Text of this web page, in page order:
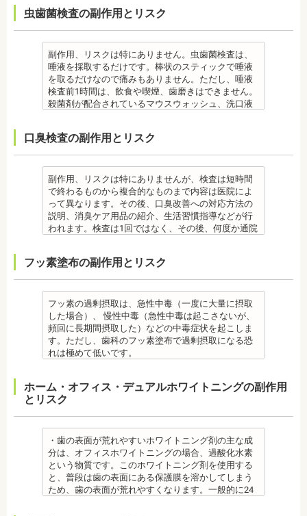
了まで治療できません。）
・虫歯や歯周炎が発生すると一旦、装置を取り外し
て歯科医院で治療をする場合もあります。
・患者様が、取り外しできる矯正装置や補助装置の
装着時間を守っていなかったり、定期的な来院がで
きなかったりした場合は、治療期間が延びる可能性
があります。
・特殊な噛み合わせ、骨の硬さ、歯のかたちの場合
癖が改善されない場合は、治療期間が延びることが
療」を終えて歯並びが改善されても、まだ歯が元の
位置に戻ろうとする傾向があるため、一定期間動か
した歯を正しい位置にとどめておく保定が必要で
す。歯の位置が安定するまでの保定期間には個人差
があるので、治療後も歯科医師の指示を守ってくだ
さい。
先生
日本大学歯学部口腔外科第２講座大学院卒業
歯学博士（口腔外科学）
日本大学歯学部非常勤講師
社会福祉法人富士白苑理事
を受診してください。
・個人差があり、かなりのストレスを受ける患者さ
んもいます。
・矯正中は、器具を装着するため、食べかすが詰ま
りやすく虫歯、歯周病を招きやすくなります。（矯
正器具をつけている箇所の虫歯治療は、基本的に矯
正終了まで治療できません。）
・虫歯や歯周炎が発生すると一旦、装置を取り外し
装着時間を守っていなかったり、定期的な来院がで
きなかった場合は、治療期間が延びる場合がありま
す。
・特殊な噛み合わせ、骨の硬さ、歯のかたちの場合
は、治療期間が長くなる場合があります。
・舌で歯を押す癖や、歯並びに悪影響をあたえる癖
が改善されない方は、治療期間が延びる場合があり
ます。
位置に戻ろうとする傾向があるため、一定期間動か
療後も歯科医師の指示を守ってください。
・矯正終了後に矯正箇所が元に戻る場合もありま
す。
監修医情報 医療法人社団日坂会 理事長 日坂充宏
先生
【プロフィール】 日本大学歯学部卒業
歯学博士（口腔外科学）
日本大学歯学部非常勤講師
・歯や骨の状態、歯の動きを妨げる癖があった場
合、虫歯や歯周病の発生など、治療計画よりも治療
期間が長くなる場合があります。
・矯正治療では、歯肉が下がる場合（歯肉退縮）が
あります。特に切歯（せっし：上下前歯各4本）、歯
の凸凹が大きい患者様の場合、発症する事がありま
す。
・個人差により治療期間が数年かかることがありま
す。
なることもあります。
・装置が壊れることがあります。その際は歯科医院
を受診してください。
・個人差があり、かなりのストレスを受ける患者様
もいます。
・矯正中は、器具を装着するため、食べかすが詰ま
りやすく虫歯、歯周病を招きやすくなります。（矯
正器具をつけている箇所の虫歯治療は、基本的に矯
て歯科医院で治療をする場合もあります。
・患者様が、取り外しできる矯正装置や補助装置の
装着時間を守っていなかったり、定期的な来院がで
きなかった場合は、治療期間が延びる場合がありま
す。
・特殊な噛み合わせ、骨の硬さ、歯のかたちの場合
は、治療期間が長くなる場合があります。
・舌で歯を押す癖や、歯並びに悪影響をあたえる癖
・矯正治療で歯を動かして歯並びを整える「動的治
療」を終えて歯並びが改善されても、まだ歯が元の
安定するまでの保定期間には個人差があるので、治
療後も歯科医師の指示を守ってください。
監修医情報 医療法人社団日坂会 理事長 日坂充宏
先生
【プロフィール】
日本大学歯学部卒業
きません。
単に取り除くことができますが、沈着したまま時間
が経過すると歯石になって歯周病を進行させてしま
います。歯科での歯石除去は、専門の機器を使用
し、歯石を取り除くことができます。
歯石を取り除けば、歯周病の治療となり歯のぐらつ
き、歯茎の出血、口臭などが改善できます。
【プロフィール】
勤務
きれない場合があります。
また、エアフローは外来性の着色は落としますが、
本来の歯の色自体は白くできません。歯自体を白く
したい場合にはホワイトニングが有効です。 着色汚
れはエアフロー後に再付着することもあります。継
続的効果を得るには、定期的な施術が必要です。
エアフローは、着色を落とす審美目的として行われ
るため、健康保険の適用外となり自由診療となりま
フローを受けられない人もいます。
ウダー粒子をジェット噴射で歯に吹き付け、歯にこ
びりついた汚れを落とすことができます。
歯科で主に歯の着色やタバコのヤニ除去の用途とし
て使われていますが、歯周ポケット内の歯周病の細
菌除去にも効果があります。
監修医情報 菊地由利佳先生
日本歯科大学新潟生命歯学部卒業
虫歯菌検査の副作用とリスク
副作用、リスクは特にありません。虫歯菌検査は、
唾液を採取するだけです。棒状のスティックで唾液
を取るだけなので痛みもありません。ただし、唾液
検査前1時間は、飲食や喫煙、歯磨きはできません。
殺菌剤が配合されているマウスウォッシュ、洗口液
また検査1ヶ月以内に抗生物質を使用している場合も
正確な結果が出ないことがあるので時期を延ばす場
合もあります。健康保険の適用外となり自由診療と
なります。
備考
ご自身の唾液の量、性質、虫歯の原因菌の量を知
り、虫歯予防とセルフケア強化を目的とした検査で
す。
・酸性度（酸性になる程歯が溶けやすい）
同時に確認します。
監修医情報 菊地由利佳先生
【プロフィール】
日本歯科大学新潟生命歯学部卒業
新潟大学医歯学総合病院にて研修
都内歯科医院にて勤務
口臭検査の副作用とリスク
副作用、リスクは特にありませんが、検査は短時間
で終わるものから複合的なものまで内容は医院によ
って異なります。その後、口臭改善への対応方法の
説明、消臭ケア用品の紹介、生活習慣指導などが行
われます。検査は1回ではなく、その後、何度か通院
備考
口臭は、体調や病気と関わりがあることも多く、口
臭で悩んでいる場合はその関連性も合わせて検査が
必要です。また、よく食べる食べ物、ブラッシング
不足、喫煙や飲酒などが影響する場合もあるので、
原因がわかれば口臭軽減に向けて指導が行われま
す。
監修医情報 菊地由利佳先生
新潟大学医歯学総合病院にて研修
都内歯科医院にて勤務
フッ素塗布の副作用とリスク
フッ素の過剰摂取は、急性中毒（一度に大量に摂取
した場合）、 慢性中毒（急性中毒は起こさないが、
頻回に長期間摂取した）などの中毒症状を起こしま
す。ただし、歯科のフッ素塗布で過剰摂取になる恐
れは極めて低いです。
（過剰摂取）推定中毒量は、5歳児（体重18Kg）が
週5回法のフッ化物洗口液（0.05％フッ化ナトリウム
溶液）を40人分一度に飲んだ場合に到達（厚生労働
省 フッ化物の急性中毒量 e-ヘルスネット）
また、フッ素を塗った場合でも、ブラッシング不足
や磨き残しがあれば虫歯はできてしまいます。フッ
素は虫歯ができにくくなるだけで、通常の歯ブラ
シ、歯間掃除などは必要です。
備考 フッ素を塗布して、歯をコーティングし虫歯に
ホーム・オフィス・デュアルホワイトニングの副作用
とリスク
・歯の表面が荒れやすいホワイトニング剤の主な成
分は、オフィスホワイトニングの場合、過酸化水素
という物質です。このホワイトニング剤を使用する
と、普段は歯の表面にある保護膜を溶かしてしまう
ため、歯の表面が荒れやすくなります。一般的に24